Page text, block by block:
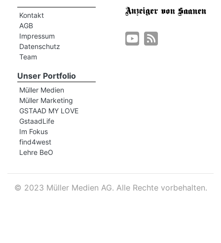
Kontakt
AGB
Impressum
Datenschutz
Team
Unser Portfolio
Müller Medien
Müller Marketing
GSTAAD MY LOVE
GstaadLife
Im Fokus
find4west
Lehre BeO
© 2023 Müller Medien AG. Alle Rechte vorbehalten.